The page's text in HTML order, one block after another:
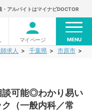
・アルバイトはマイナビDOCTOR
マイページ MENU
求人 千葉県 市原市
談可能◎わかり易い
（一般内科／常